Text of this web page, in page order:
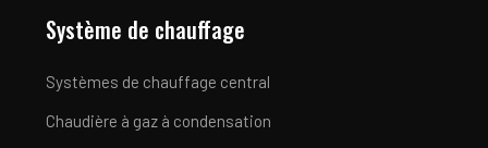
Système de chauffage
Systèmes de chauffage central
Chaudière à gaz à condensation